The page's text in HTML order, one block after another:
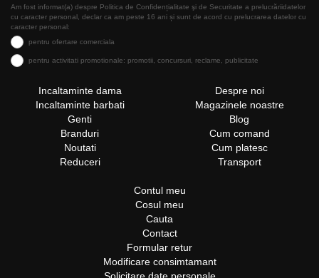
Am fost informat(a) despre Politica de Confidențialitate şi de Securitate a prelucrăriidatelor
cu caracter personal, declar ca am peste 16 ani și sunt de acord cu prelucrarea datelor cu
caracter personal:
pentru ofertare comerciala
pentru activitati promotionale: promotii, concursuri, reclame, publicitate
Incaltaminte dama
Incaltaminte barbati
Genti
Branduri
Noutati
Reduceri
Despre noi
Magazinele noastre
Blog
Cum comand
Cum platesc
Transport
Contul meu
Cosul meu
Cauta
Contact
Formular retur
Modificare consimtamant
Solicitare date personale